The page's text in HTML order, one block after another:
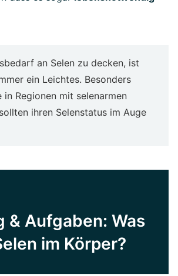
an Selen zu decken, ist
ein Leichtes. Besonders
in Regionen mit selenarmen
ihren Selenstatus im Auge
& Aufgaben: Was
im Körper?